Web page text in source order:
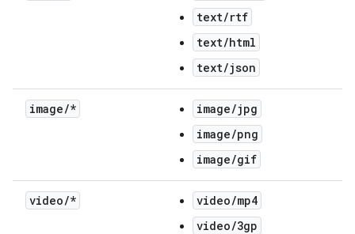
text/rtf
text/html
text/json
image/*
image/jpg
image/png
image/gif
video/*
video/mp4
video/3gp